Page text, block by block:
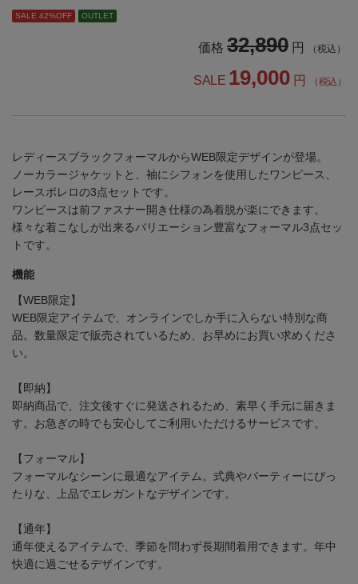
SALE 42%OFF OUTLET
価格 32,890 円 （税込）
SALE 19,000 円 （税込）
レディースブラックフォーマルからWEB限定デザインが登場。
ノーカラージャケットと、袖にシフォンを使用したワンピース、
レースボレロの3点セットです。
ワンピースは前ファスナー開き仕様の為着脱が楽にできます。
様々な着こなしが出来るバリエーション豊富なフォーマル3点セッ
トです。
機能
【WEB限定】
WEB限定アイテムで、オンラインでしか手に入らない特別な商
品。数量限定で販売されているため、お早めにお買い求めくださ
い。
【即納】
即納商品で、注文後すぐに発送されるため、素早く手元に届きま
す。お急ぎの時でも安心してご利用いただけるサービスです。
【フォーマル】
フォーマルなシーンに最適なアイテム。式典やパーティーにぴっ
たりな、上品でエレガントなデザインです。
【通年】
通年使えるアイテムで、季節を問わず長期間着用できます。年中
快適に過ごせるデザインです。